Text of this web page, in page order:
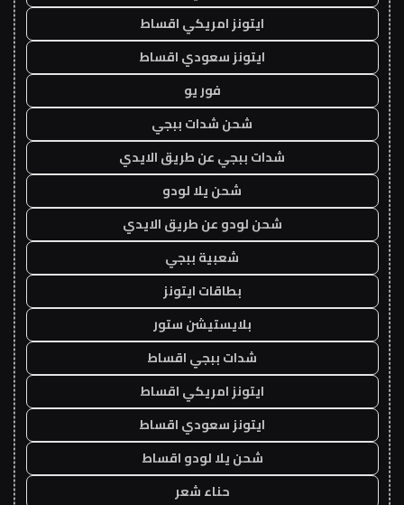
ايتونز امريكي اقساط
ايتونز سعودي اقساط
فور يو
شحن شدات ببجي
شدات ببجي عن طريق الايدي
شحن يلا لودو
شحن لودو عن طريق الايدي
شعبية ببجي
بطاقات ايتونز
بلايستيشن ستور
شدات ببجي اقساط
ايتونز امريكي اقساط
ايتونز سعودي اقساط
شحن يلا لودو اقساط
حناء شعر